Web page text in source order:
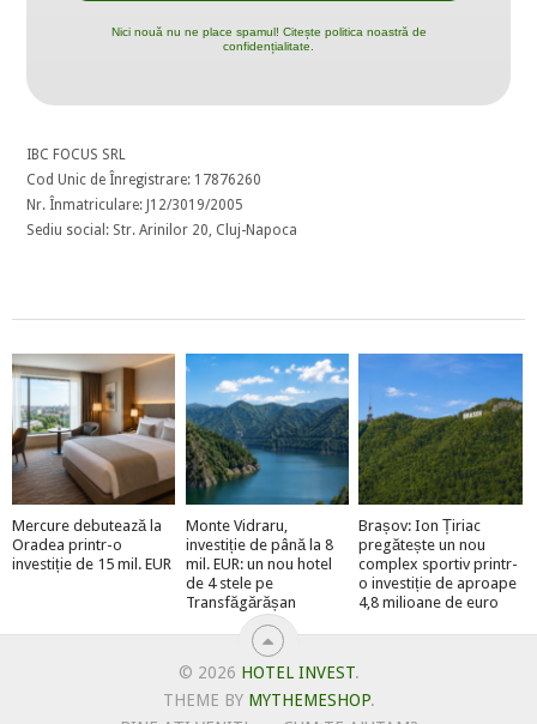
Nici nouă nu ne place spamul! Citește politica noastră de
confidențialitate.
IBC FOCUS SRL
Cod Unic de Înregistrare: 17876260
Nr. Înmatriculare: J12/3019/2005
Sediu social: Str. Arinilor 20, Cluj-Napoca
Mercure debutează la
Oradea printr-o
investiție de 15 mil. EUR
Monte Vidraru,
investiție de până la 8
mil. EUR: un nou hotel
de 4 stele pe
Transfăgărășan
Brașov: Ion Țiriac
pregătește un nou
complex sportiv printr-
o investiție de aproape
4,8 milioane de euro
© 2026 HOTEL INVEST.
THEME BY MYTHEMESHOP.